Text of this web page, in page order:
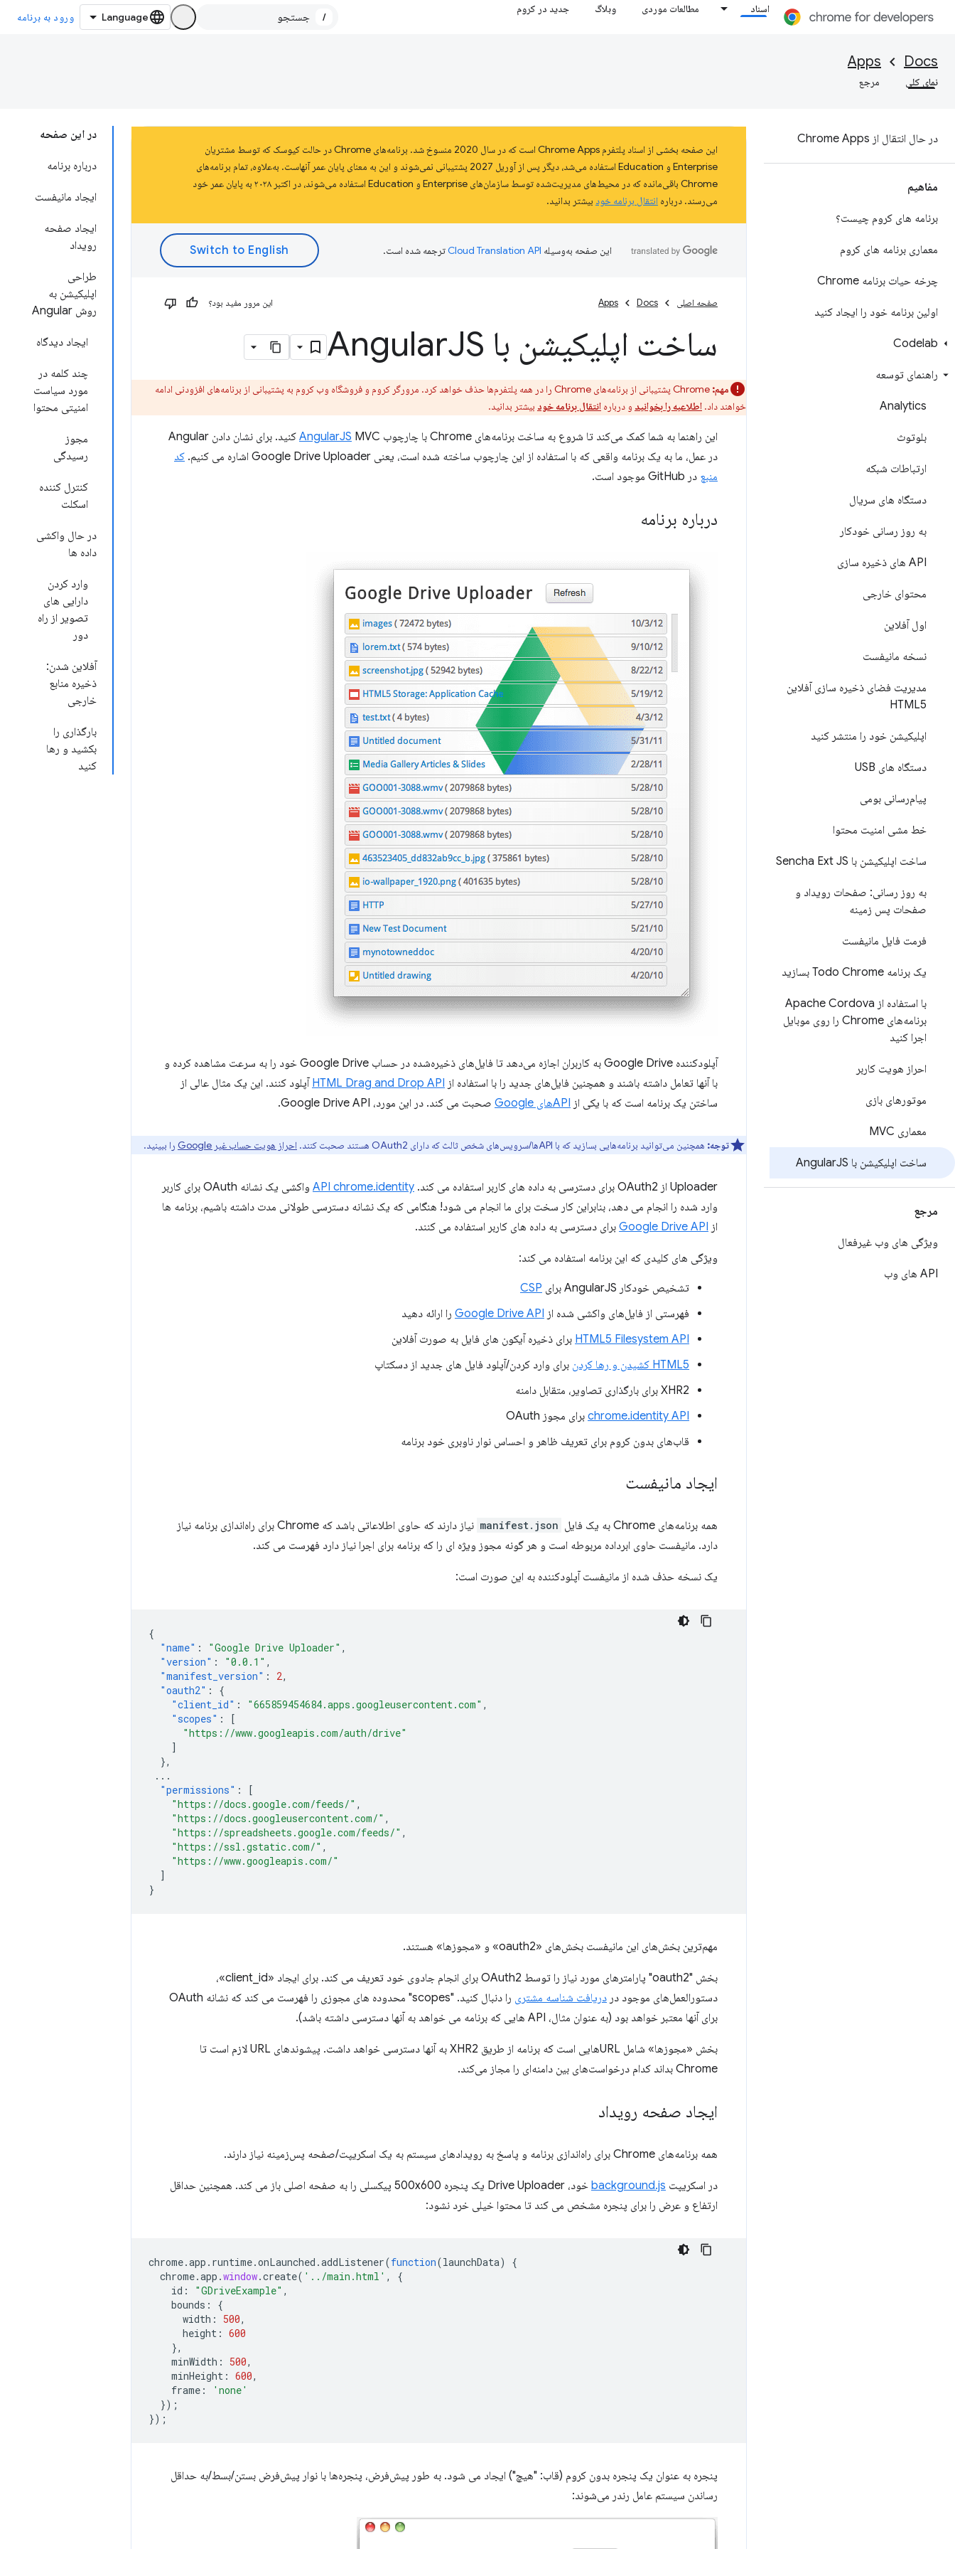
اسناد مطالعات موردی وبلاگ جدید در کروم
/ ورود به برنامه
Docs
Apps
نمای کلی مرجع
در حال انتقال از Chrome Apps
مفاهیم
برنامه های کروم چیست؟
معماری برنامه های کروم
چرخه حیات برنامه Chrome
اولین برنامه خود را ایجاد کنید
Codelab
راهنمای توسعه
Analytics
بلوتوث
ارتباطات شبکه
دستگاه های سریال
به روز رسانی خودکار
API های ذخیره سازی
محتوای خارجی
اول آفلاین
نسخه مانیفست
مدیریت فضای ذخیره سازی آفلاین
HTML5
اپلیکیشن خود را منتشر کنید
دستگاه های USB
پیام‌رسانی بومی
خط مشی امنیت محتوا
ساخت اپلیکیشن با Sencha Ext JS
به روز رسانی: صفحات رویداد و
صفحات پس زمینه
فرمت فایل مانیفست
یک برنامه Todo Chrome بسازید
با استفاده از Apache Cordova
برنامه‌های Chrome را روی موبایل
اجرا کنید
احراز هویت کاربر
موتورهای بازی
معماری MVC
ساخت اپلیکیشن با Angular JS
مرجع
ویژگی های وب غیرفعال
API های وب
در این صفحه
درباره برنامه
ایجاد مانیفست
ایجاد صفحه
رویداد
طراحی
اپلیکیشن به
روش Angular
ایجاد دیدگاه
چند کلمه در
مورد سیاست
امنیتی محتوا
مجوز
رسیدگی
کنترل کننده
اسکلت
در حال واکشی
داده ها
وارد کردن
دارایی های
تصویر از راه
دور
آفلاین شدن:
ذخیره منابع
خارجی
بارگذاری را
بکشید و رها
کنید
این صفحه بخشی از اسناد پلتفرم Chrome Apps است که در سال 2020 منسوخ شد. برنامه‌های Chrome در حالت کیوسک که توسط مشتریان
Enterprise و Education استفاده می‌شد، دیگر پس از آوریل 2027 پشتیبانی نمی‌شوند و این به معنای پایان عمر آنهاست. به‌علاوه، تمام برنامه‌های
Chrome باقی‌مانده که در محیط‌های مدیریت‌شده توسط سازمان‌های Enterprise و Education استفاده می‌شوند، در اکتبر ۲۰۲۸ به پایان عمر خود
می‌رسند. درباره انتقال برنامه خود بیشتر بدانید.
این صفحه به‌وسیله ترجمه شده است.
صفحه اصلی Docs
Apps این مرور مفید بود؟
ساخت اپلیکیشن با Angular JS
مهم:
Chrome پشتیبانی از برنامه‌های Chrome را در همه پلتفرم‌ها حذف خواهد کرد. مرورگر کروم و فروشگاه وب کروم به پشتیبانی از برنامه‌های افزودنی ادامه
خواهند داد. اطلاعیه را بخوانید و درباره انتقال برنامه خود بیشتر بدانید.
این راهنما به شما کمک می‌کند تا شروع به ساخت برنامه‌های Chrome با چارچوب AngularJS
MVC کنید. برای نشان دادن Angular
در عمل، ما به یک برنامه واقعی که با استفاده از این چارچوب ساخته شده است، یعنی Google Drive Uploader اشاره می کنیم.
کد
منبع در GitHub موجود است.
درباره برنامه
آپلودکننده Google Drive به کاربران اجازه می‌دهد تا فایل‌های ذخیره‌شده در حساب Google Drive خود را به سرعت مشاهده کرده و
با آنها تعامل داشته باشند و همچنین فایل‌های جدید را با استفاده از HTML Drag and Drop API آپلود کنند. این یک مثال عالی از
ساختن یک برنامه است که با یکی از APIهای Google صحبت می کند. در این مورد، Google Drive API.
توجه: همچنین می‌توانید برنامه‌هایی بسازید که با APIها/سرویس‌های شخص ثالث که دارای OAuth2 هستند صحبت کنند. احراز هویت حساب غیر Google را ببینید.
Uploader از OAuth2 برای دسترسی به داده های کاربر استفاده می کند. API chrome.identity
واکشی یک نشانه OAuth برای کاربر
وارد شده را انجام می دهد، بنابراین کار سخت برای ما انجام می شود! هنگامی که یک نشانه دسترسی طولانی مدت داشته باشیم، برنامه ها
از Google Drive API برای دسترسی به داده های کاربر استفاده می کنند.
ویژگی های کلیدی که این برنامه استفاده می کند:
تشخیص خودکار AngularJS برای
CSP
فهرستی از فایل‌های واکشی شده از Google Drive API را ارائه دهید
HTML5 Filesystem API برای ذخیره آیکون های فایل به صورت آفلاین
HTML5 کشیدن و رها کردن
برای وارد کردن/آپلود فایل های جدید از دسکتاپ
XHR2 برای بارگذاری تصاویر، متقابل دامنه
chrome.identity API برای مجوز OAuth
قاب‌های بدون کروم برای تعریف ظاهر و احساس نوار ناوبری خود برنامه
ایجاد مانیفست
همه برنامه‌های Chrome به یک فایل manifest.json
نیاز دارند که حاوی اطلاعاتی باشد که Chrome برای راه‌اندازی برنامه نیاز
دارد. مانیفست حاوی ابرداده مربوطه است و هر گونه مجوز ویژه ای را که برنامه برای اجرا نیاز دارد فهرست می کند.
یک نسخه حذف شده از مانیفست آپلودکننده به این صورت است:
{
"name" : "Google Drive Uploader" ,
"version" : "0.0.1" ,
"manifest_version" : 2,
"oauth2" :
{
"client_id" : "665859454684.apps.googleusercontent.com" ,
"scopes" :
[
"https://www.googleapis.com/auth/drive"
]
},
...
"permissions" :
[
"https://docs.google.com/feeds/" ,
"https://docs.googleusercontent.com/" ,
"https://spreadsheets.google.com/feeds/" ,
"https://ssl.gstatic.com/" ,
"https://www.googleapis.com/"
]
}
مهم‌ترین بخش‌های این مانیفست بخش‌های «oauth2» و «مجوزها» هستند.
بخش "oauth2" پارامترهای مورد نیاز را توسط OAuth2 برای انجام جادوی خود تعریف می کند. برای ایجاد «client_id»،
دستورالعمل‌های موجود در دریافت شناسه مشتری
را دنبال کنید. "scopes" محدوده های مجوزی را فهرست می کند که نشانه OAuth
برای آنها معتبر خواهد بود (به عنوان مثال، API هایی که برنامه می خواهد به آنها دسترسی داشته باشد).
بخش «مجوزها» شامل URLهایی است که برنامه از طریق XHR2 به آنها دسترسی خواهد داشت. پیشوندهای URL لازم است تا
Chrome بداند کدام درخواست‌های بین دامنه‌ای را مجاز می‌کند.
ایجاد صفحه رویداد
همه برنامه‌های Chrome برای راه‌اندازی برنامه و پاسخ به رویدادهای سیستم به یک اسکریپت/صفحه پس‌زمینه نیاز دارند.
در اسکریپت background.js
خود، Drive Uploader یک پنجره 500x600 پیکسلی را به صفحه اصلی باز می کند. همچنین حداقل
ارتفاع و عرض را برای پنجره مشخص می کند تا محتوا خیلی خرد نشود:
chrome.app . runtime.onLaunched .addListener(function(launchData)
{
chrome.app .window.create( '../main.html' ,
{
id : "GDriveExample" ,
bounds :
{
width : 500,
height : 600
},
minWidth : 500,
minHeight : 600,
frame :
'none'
});
});
پنجره به عنوان یک پنجره بدون کروم (قاب: "هیچ") ایجاد می شود. به طور پیش‌فرض، پنجره‌ها با نوار پیش‌فرض بستن/بسط/به حداقل
رساندن سیستم عامل رندر می‌شوند: